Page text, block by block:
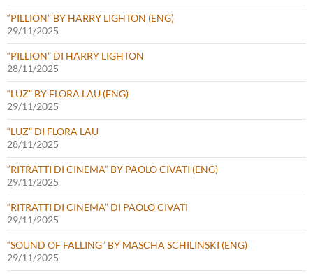
“PILLION” BY HARRY LIGHTON (ENG)
29/11/2025
“PILLION” DI HARRY LIGHTON
28/11/2025
“LUZ” BY FLORA LAU (ENG)
29/11/2025
“LUZ” DI FLORA LAU
28/11/2025
“RITRATTI DI CINEMA” BY PAOLO CIVATI (ENG)
29/11/2025
“RITRATTI DI CINEMA” DI PAOLO CIVATI
29/11/2025
“SOUND OF FALLING” BY MASCHA SCHILINSKI (ENG)
29/11/2025